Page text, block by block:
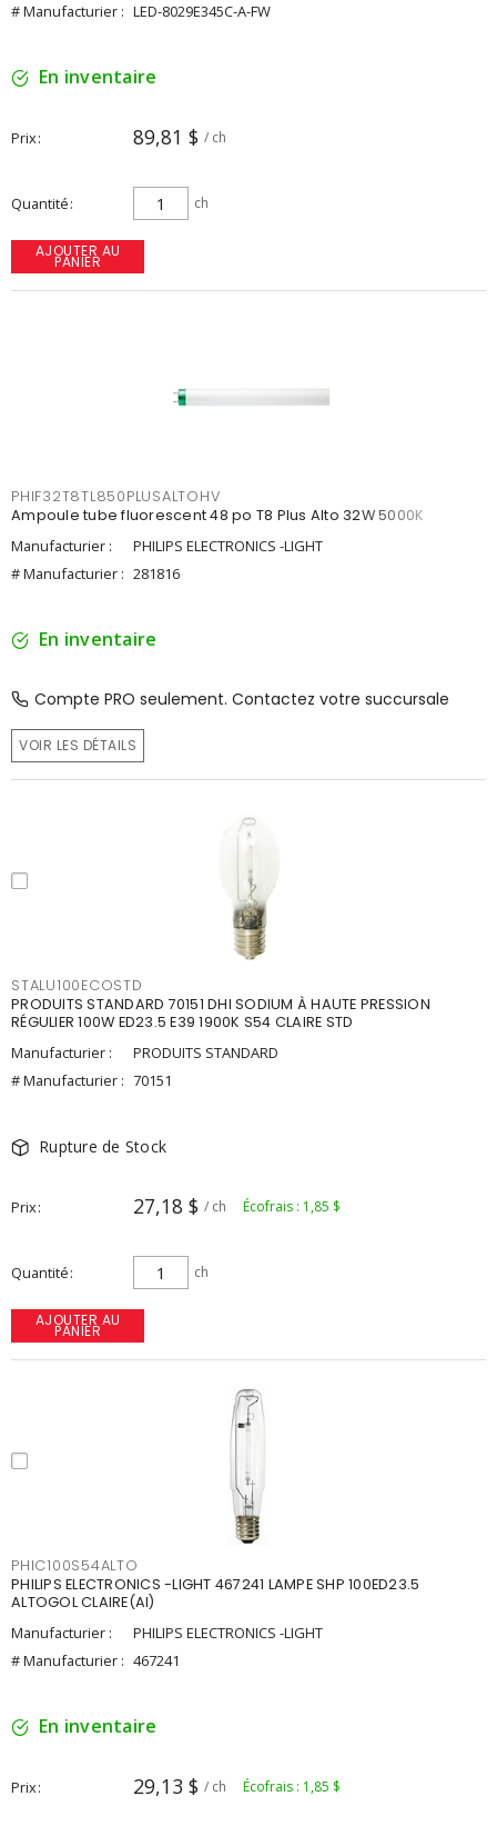
# Manufacturier : LED-8029E345C-A-FW
En inventaire
Prix 89,81 $ / ch
Quantité ch
AJOUTER AU
PANIER
PHIF32T8TL850PLUSALTOHV
Ampoule tube fluorescent 48 po T8 Plus Alto 32W 5000K
Manufacturier :
PHILIPS ELECTRONICS -LIGHT
# Manufacturier : 281816
En inventaire
Compte PRO seulement. Contactez votre succursale
VOIR LES DÉTAILS
STALU100ECOSTD
PRODUITS STANDARD 70151 DHI SODIUM À HAUTE PRESSION
RÉGULIER 100W ED23.5 E39 1900K S54 CLAIRE STD
Manufacturier :
PRODUITS STANDARD
# Manufacturier : 70151
Rupture de Stock
Prix 27,18 $ / ch Écofrais : 1,85 $
Quantité ch
AJOUTER AU
PANIER
PHIC100S54ALTO
PHILIPS ELECTRONICS -LIGHT 467241 LAMPE SHP 100ED23.5
ALTOGOL CLAIRE(AI)
Manufacturier :
PHILIPS ELECTRONICS -LIGHT
# Manufacturier : 467241
En inventaire
Prix 29,13 $ / ch Écofrais : 1,85 $